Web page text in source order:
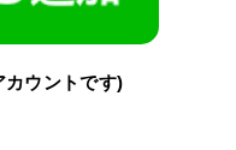
ウントです)